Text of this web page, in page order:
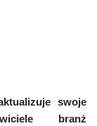
swoje
branż